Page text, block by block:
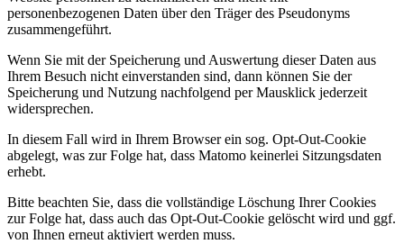
personenbezogenen Daten über den Träger des Pseudonyms
zusammengeführt.
Wenn Sie mit der Speicherung und Auswertung dieser Daten aus
Ihrem Besuch nicht einverstanden sind, dann können Sie der
Speicherung und Nutzung nachfolgend per Mausklick jederzeit
widersprechen.
In diesem Fall wird in Ihrem Browser ein sog. Opt-Out-Cookie
abgelegt, was zur Folge hat, dass Matomo keinerlei Sitzungsdaten
erhebt.
Bitte beachten Sie, dass die vollständige Löschung Ihrer Cookies
zur Folge hat, dass auch das Opt-Out-Cookie gelöscht wird und ggf.
von Ihnen erneut aktiviert werden muss.